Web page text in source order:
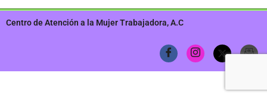
Centro de Atención a la Mujer Trabajadora, A.C